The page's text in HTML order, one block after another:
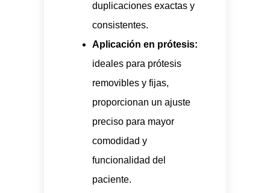
duplicaciones exactas y
consistentes.
Aplicación en prótesis:
ideales para prótesis
removibles y fijas,
proporcionan un ajuste
preciso para mayor
comodidad y
funcionalidad del
paciente.